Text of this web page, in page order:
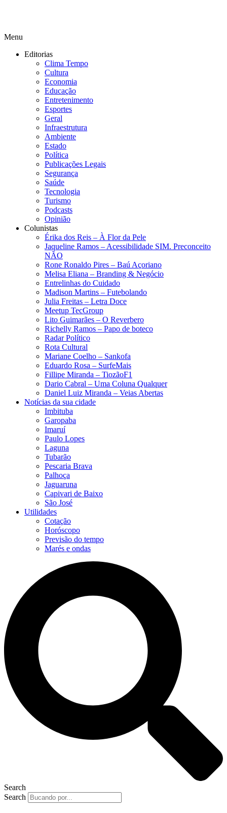
Menu
Editorias
Clima Tempo
Cultura
Economia
Educação
Entretenimento
Esportes
Geral
Infraestrutura
Ambiente
Estado
Política
Publicações Legais
Segurança
Saúde
Tecnologia
Turismo
Podcasts
Opinião
Colunistas
Érika dos Reis​ – À Flor da Pele
Jaqueline Ramos – Acessibilidade SIM. Preconceito
NÃO
Rone Ronaldo Pires – Baú Açoriano
Melisa Eliana – Branding & Negócio
Entrelinhas do Cuidado
Madison Martins – Futebolando
Julia Freitas​ – Letra Doce
Meetup TecGroup
Lito Guimarães – O Reverbero
Richelly Ramos​ – Papo de boteco
Radar Político
Rota Cultural
Mariane Coelho – Sankofa
Eduardo Rosa​ – SurfeMais
Fillipe Miranda – TiozãoF1
Dario Cabral – Uma Coluna Qualquer
Daniel Luiz Miranda – Veias Abertas
Notícias da sua cidade
Imbituba
Garopaba
Imaruí
Paulo Lopes
Laguna
Tubarão
Pescaria Brava
Palhoça
Jaguaruna
Capivari de Baixo
São José
Utilidades
Cotação
Horóscopo
Previsão do tempo
Marés e ondas
Search
Search